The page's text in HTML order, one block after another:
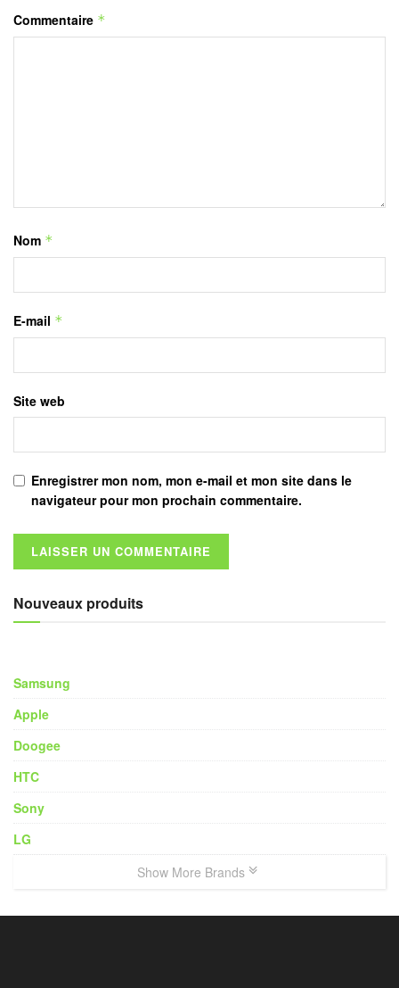
Commentaire *
Nom *
E-mail *
Site web
Enregistrer mon nom, mon e-mail et mon site dans le
navigateur pour mon prochain commentaire.
Nouveaux produits
Samsung
Apple
Doogee
HTC
Sony
LG
Show More Brands